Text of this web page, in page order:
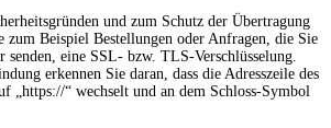
und zum Schutz der Übertragung
Beispiel Bestellungen oder Anfragen, die Sie
senden, eine SSL- bzw. TLS-Verschlüsselung.
erkennen Sie daran, dass die Adresszeile des
„https://“ wechselt und an dem Schloss-Symbol